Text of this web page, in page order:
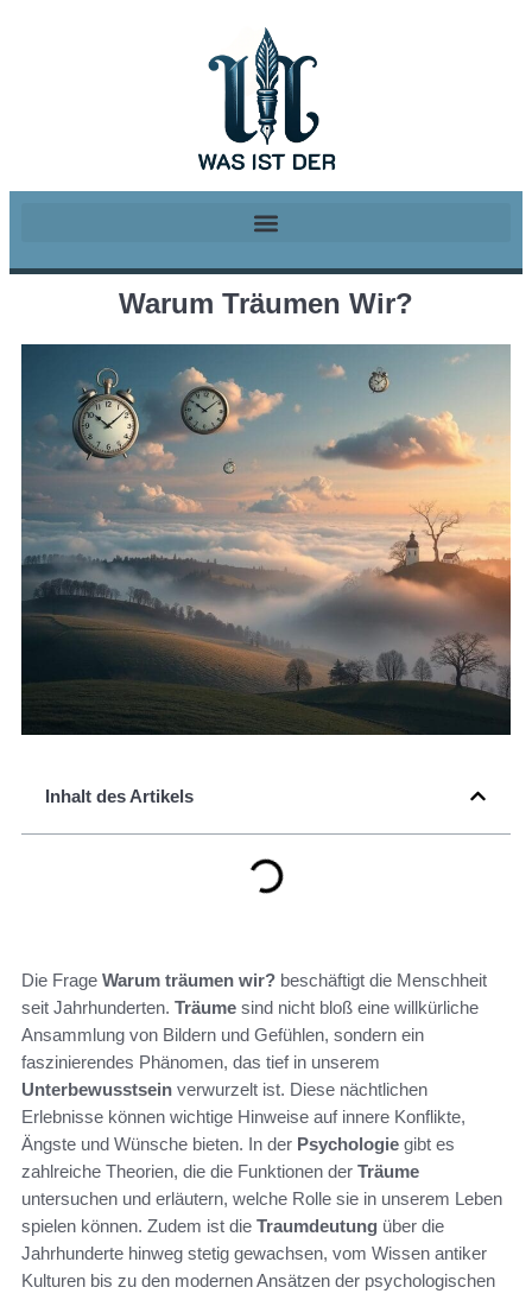
Warum Träumen Wir?
Inhalt des Artikels
Die Frage Warum träumen wir? beschäftigt die Menschheit
seit Jahrhunderten. Träume sind nicht bloß eine willkürliche
Ansammlung von Bildern und Gefühlen, sondern ein
faszinierendes Phänomen, das tief in unserem
Unterbewusstsein verwurzelt ist. Diese nächtlichen
Erlebnisse können wichtige Hinweise auf innere Konflikte,
Ängste und Wünsche bieten. In der Psychologie gibt es
zahlreiche Theorien, die die Funktionen der Träume
untersuchen und erläutern, welche Rolle sie in unserem Leben
spielen können. Zudem ist die Traumdeutung über die
Jahrhunderte hinweg stetig gewachsen, vom Wissen antiker
Kulturen bis zu den modernen Ansätzen der psychologischen